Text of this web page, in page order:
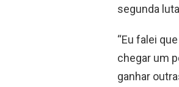
segunda
“Eu falei
chegar um
ganhar